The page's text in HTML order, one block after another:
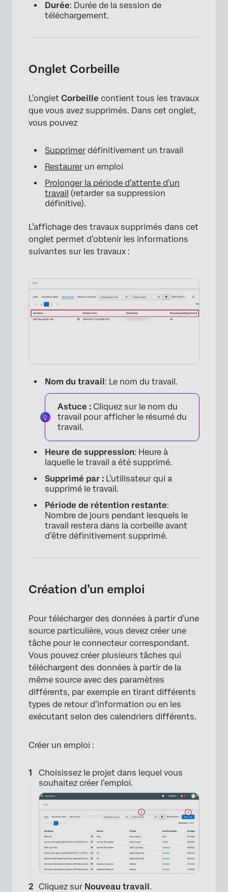
×
Durée: Durée de la session de
téléchargement.
Onglet Corbeille
L’onglet Corbeille contient tous les travaux
que vous avez supprimés. Dans cet onglet,
vous pouvez
Supprimer définitivement un travail
Restaurer un emploi
Prolonger la période d’attente d’un
travail (retarder sa suppression
définitive).
L’affichage des travaux supprimés dans cet
onglet permet d’obtenir les informations
suivantes sur les travaux :
Nom du travail : Le nom du travail.
Astuce : Cliquez sur le nom du
travail pour afficher le résumé du
travail.
Heure de suppression: Heure à
laquelle le travail a été supprimé.
Supprimé par : L’utilisateur qui a
supprimé le travail.
Période de rétention restante:
Nombre de jours pendant lesquels le
travail restera dans la corbeille avant
d’être définitivement supprimé.
Création d’un emploi
Pour télécharger des données à partir d’une
source particulière, vous devez créer une
tâche pour le connecteur correspondant.
Vous pouvez créer plusieurs tâches qui
téléchargent des données à partir de la
même source avec des paramètres
différents, par exemple en tirant différents
types de retour d’information ou en les
exécutant selon des calendriers différents.
Créer un emploi :
Choisissez le projet dans lequel vous
souhaitez créer l’emploi.
Cliquez sur Nouveau travail .